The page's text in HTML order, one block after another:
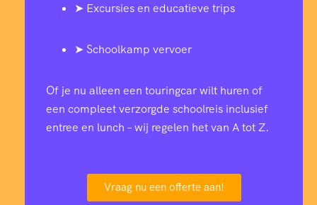
➤ Excursies en educatieve trips
➤ Schoolkamp vervoer
Of je nu alleen een touringcar wilt huren of
een compleet verzorgde schoolreis inclusief
entree en lunch – wij regelen het van A tot Z.
Vraag nu een offerte aan!